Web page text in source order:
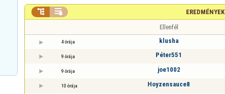
EREDMÉNYEK
 
Ellenfél
4 órája klusha
9 órája Péter551
9 órája joe1002
10 órája Hoyzensauce8